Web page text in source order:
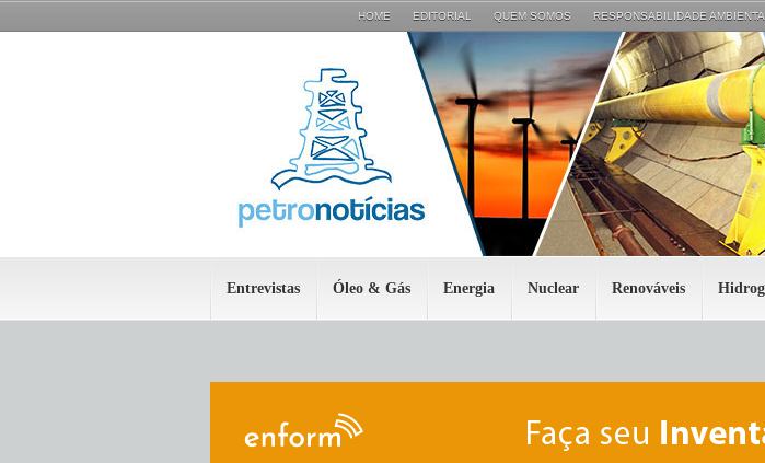
HOME EDITORIAL QUEM SOMOS RESPONSABILIDADE
Entrevistas Óleo & Gás Energia Nuclear Renováveis